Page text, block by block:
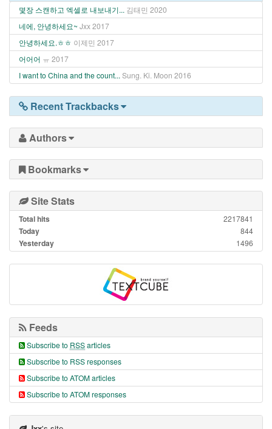
몇장 스캔하고 엑셀로 내보내기... 김태민 2020
네에, 안녕하세요~ Jxx2017
안녕하세요.ㅎㅎ 이제민 2017
어어어 ㅠ 2017
I want to China and the count... Sung. Ki. Moon 2016
Recent Trackbacks
Authors
Bookmarks
Site Stats
Total hits 2217841
Today 844
Yesterday 1496
Feeds
Subscribe to RSSarticles
Subscribe to RSS responses
Subscribe to ATOM articles
Subscribe to ATOM responses